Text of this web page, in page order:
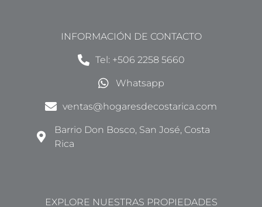
INFORMACIÓN DE CONTACTO
Tel: +506 2258 5660
Whatsapp
ventas@hogaresdecostarica.com
Barrio Don Bosco, San José, Costa
Rica
EXPLORE NUESTRAS PROPIEDADES